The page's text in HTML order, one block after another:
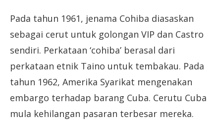
Pada tahun 1961, jenama Cohiba diasaskan
sebagai cerut untuk golongan VIP dan Castro
sendiri. Perkataan ‘cohiba’ berasal dari
perkataan etnik Taino untuk tembakau. Pada
tahun 1962, Amerika Syarikat mengenakan
embargo terhadap barang Cuba. Cerutu Cuba
mula kehilangan pasaran terbesar mereka.